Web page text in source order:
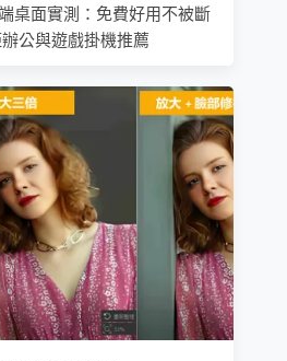
桌面實測：免費好用不被斷
公與遊戲掛機推薦